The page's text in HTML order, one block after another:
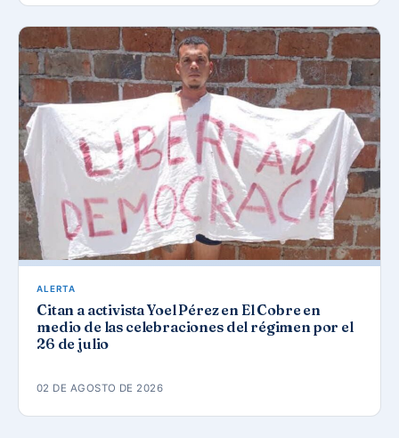
ALERTA
Citan a activista Yoel Pérez en El Cobre en
medio de las celebraciones del régimen por el
26 de julio
02 DE AGOSTO DE 2026